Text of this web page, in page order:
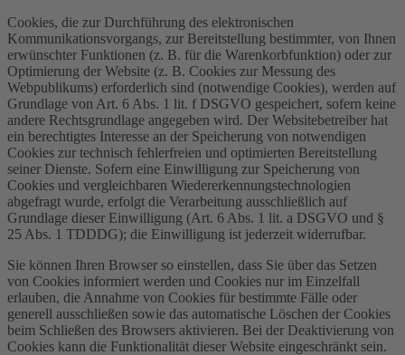
Cookies, die zur Durchführung des elektronischen
Kommunikationsvorgangs, zur Bereitstellung bestimmter, von Ihnen
erwünschter Funktionen (z. B. für die Warenkorbfunktion) oder zur
Optimierung der Website (z. B. Cookies zur Messung des
Webpublikums) erforderlich sind (notwendige Cookies), werden auf
Grundlage von Art. 6 Abs. 1 lit. f DSGVO gespeichert, sofern keine
andere Rechtsgrundlage angegeben wird. Der Websitebetreiber hat
ein berechtigtes Interesse an der Speicherung von notwendigen
Cookies zur technisch fehlerfreien und optimierten Bereitstellung
seiner Dienste. Sofern eine Einwilligung zur Speicherung von
Cookies und vergleichbaren Wiedererkennungstechnologien
abgefragt wurde, erfolgt die Verarbeitung ausschließlich auf
Grundlage dieser Einwilligung (Art. 6 Abs. 1 lit. a DSGVO und §
25 Abs. 1 TDDDG); die Einwilligung ist jederzeit widerrufbar.
Sie können Ihren Browser so einstellen, dass Sie über das Setzen
von Cookies informiert werden und Cookies nur im Einzelfall
erlauben, die Annahme von Cookies für bestimmte Fälle oder
generell ausschließen sowie das automatische Löschen der Cookies
beim Schließen des Browsers aktivieren. Bei der Deaktivierung von
Cookies kann die Funktionalität dieser Website eingeschränkt sein.